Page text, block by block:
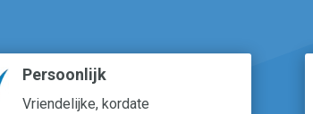
Persoonlijk
Vriendelijke, kordate